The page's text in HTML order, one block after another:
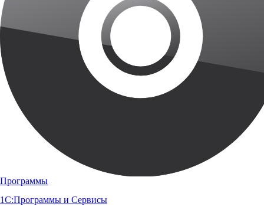
Программы
1С:Программы и Сервисы